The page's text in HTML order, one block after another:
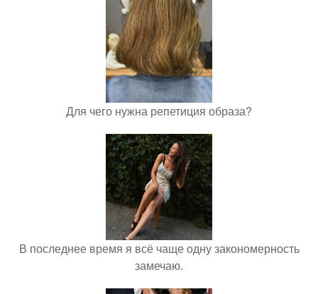
Для чего нужна репетиция образа?
В последнее время я всё чаще одну закономерность
замечаю.